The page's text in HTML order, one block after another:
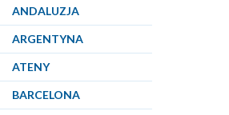
ANDALUZJA
ARGENTYNA
ATENY
BARCELONA